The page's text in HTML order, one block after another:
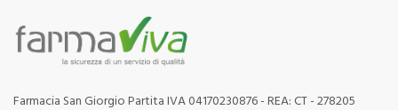
Farmacia San Giorgio Partita IVA 04170230876 - REA: CT - 278205